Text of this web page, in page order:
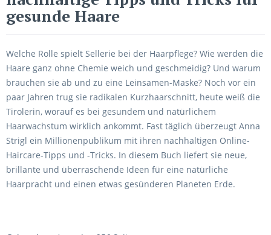
gesunde Haare
Welche Rolle spielt Sellerie bei der Haarpflege? Wie werden die
Haare ganz ohne Chemie weich und geschmeidig? Und warum
brauchen sie ab und zu eine Leinsamen-Maske? Noch vor ein
paar Jahren trug sie radikalen Kurzhaarschnitt, heute weiß die
Tirolerin, worauf es bei gesundem und natürlichem
Haarwachstum wirklich ankommt. Fast täglich überzeugt Anna
Strigl ein Millionenpublikum mit ihren nachhaltigen Online-
Haircare-Tipps und -Tricks. In diesem Buch liefert sie neue,
brillante und überraschende Ideen für eine natürliche
Haarpracht und einen etwas gesünderen Planeten Erde.